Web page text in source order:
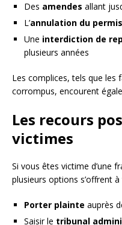
Des amendes allant
L’annulation du permis
Une interdiction de
plusieurs années
Les complices, tels que les
corrompus, encourent
Les recours
victimes
Si vous êtes victime d’une
plusieurs options s’offrent à
Porter plainte auprès
Saisir le tribunal